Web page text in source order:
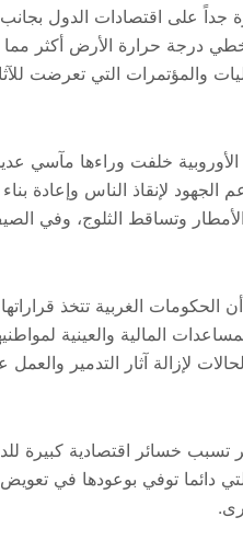
جداً على اقتصادات الدول
درجة حرارة الأرض أكثر مما
والمؤتمرات التي تعرضت
الأوروبية خلفت وراءها مآسي
الجهود لإنقاذ الناس وإعادة
وتساقط الثلوج، وفي
الحكومات الغربية تتخذ
المالية والعينية
لإزالة آثار التدمير والعمل
تسبب خسائر اقتصادية كبيرة
دائما توفي بوعودها في